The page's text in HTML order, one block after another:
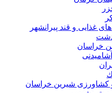
غذایی و قند پیرانشهر
خراسان
کشاورزی شیرین خراسان